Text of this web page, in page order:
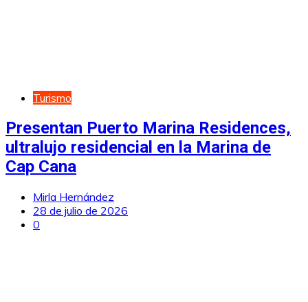
Turismo
Presentan Puerto Marina Residences,
ultralujo residencial en la Marina de
Cap Cana
Mirla Hernández
28 de julio de 2026
0